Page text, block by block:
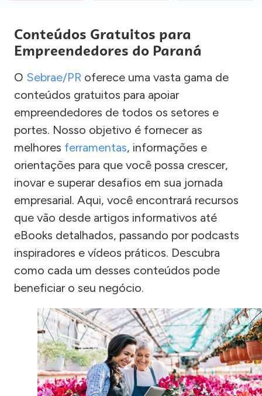
Conteúdos Gratuitos para
Empreendedores do Paraná
O Sebrae/PR oferece uma vasta gama de
conteúdos gratuitos para apoiar
empreendedores de todos os setores e
portes. Nosso objetivo é fornecer as
melhores ferramentas, informações e
orientações para que você possa crescer,
inovar e superar desafios em sua jornada
empresarial. Aqui, você encontrará recursos
que vão desde artigos informativos até
eBooks detalhados, passando por podcasts
inspiradores e vídeos práticos. Descubra
como cada um desses conteúdos pode
beneficiar o seu negócio.